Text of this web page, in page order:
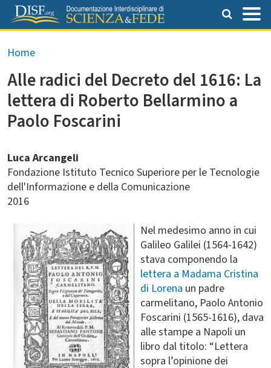
Salta al contenuto principale
Briciole di pane
Home
Alle radici del Decreto del 1616: La
lettera di Roberto Bellarmino a
Paolo Foscarini
Luca Arcangeli
Fondazione Istituto Tecnico Superiore per le Tecnologie
dell'Informazione e della Comunicazione
2016
Nel medesimo anno in cui
Galileo Galilei (1564-1642)
stava componendo la
lettera a Madama Cristina
di Lorena un padre
carmelitano, Paolo Antonio
Foscarini (1565-1616), dava
alle stampe a Napoli un
libro dal titolo: “Lettera
sopra l’opinione dei